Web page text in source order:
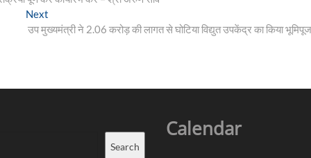
Next
post:
उप मुख्यमंत्री ने 2.06 करोड़ की लागत से घोटिया विद्युत उपकेंद्र का किया
Search
Calendar